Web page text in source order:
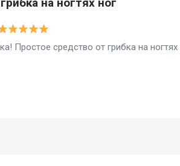
на ногтях ног
средство от грибка на ногтях